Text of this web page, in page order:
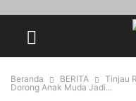
Beranda BERITA
Tinjau
Dorong Anak Muda Jadi...